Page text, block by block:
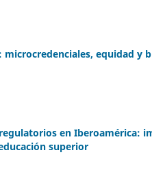
equidad y
en Iberoamérica:
superior